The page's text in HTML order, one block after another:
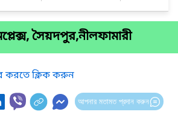
সৈয়দপুর,নীলফামারী
করতে ক্লিক করুন
আপনার মতামত প্রদান করুন